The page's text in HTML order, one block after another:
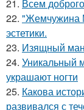
21. Всем
22. "Жемчужина
эстетики.
23. Изящный
24. Уникальный
украшают ногти
25. Какова
развивался с